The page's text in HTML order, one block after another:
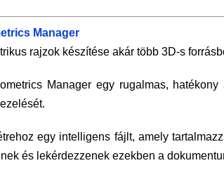
Manager
rajzok készítése akár több 3D-s
Manager egy rugalmas,
egy intelligens fájlt, amely
és lekérdezzenek ezekben a